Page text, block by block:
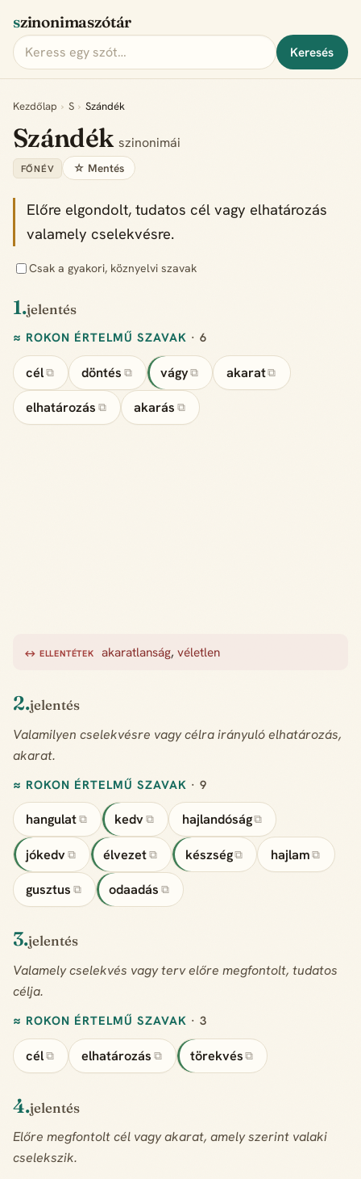
szinonimaszótár
Keresés
Kezdőlap › S › Szándék
Szándék szinonimái
FŐNÉV ☆ Mentés
Előre elgondolt, tudatos cél vagy elhatározás
valamely cselekvésre.
Csak a gyakori, köznyelvi szavak
1.jelentés
≈ ROKON ÉRTELMŰ SZAVAK · 6
cél ⧉ döntés ⧉ vágy⧉ akarat⧉
elhatározás ⧉ akarás ⧉
↔ ELLENTÉTEK akaratlanság,véletlen
2.jelentés
Valamilyen cselekvésre vagy célra irányuló elhatározás,
akarat.
≈ ROKON ÉRTELMŰ SZAVAK · 9
hangulat ⧉ kedv ⧉ hajlandóság⧉
jókedv ⧉ élvezet ⧉ készség⧉ hajlam ⧉
gusztus ⧉ odaadás ⧉
3.jelentés
Valamely cselekvés vagy terv előre megfontolt, tudatos
célja.
≈ ROKON ÉRTELMŰ SZAVAK · 3
cél ⧉ elhatározás ⧉ törekvés ⧉
4.jelentés
Előre megfontolt cél vagy akarat, amely szerint valaki
cselekszik.